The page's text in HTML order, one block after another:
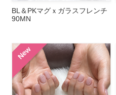
BL＆PKマグｘガラスフレンチ
90MN
New